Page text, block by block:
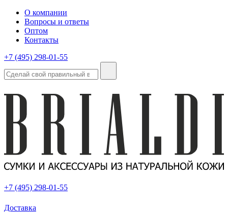
О компании
Вопросы и ответы
Оптом
Контакты
+7 (495) 298-01-55
+7 (495) 298-01-55
Доставка